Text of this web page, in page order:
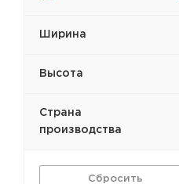
Ширина
Высота
Страна
производства
Сбросить